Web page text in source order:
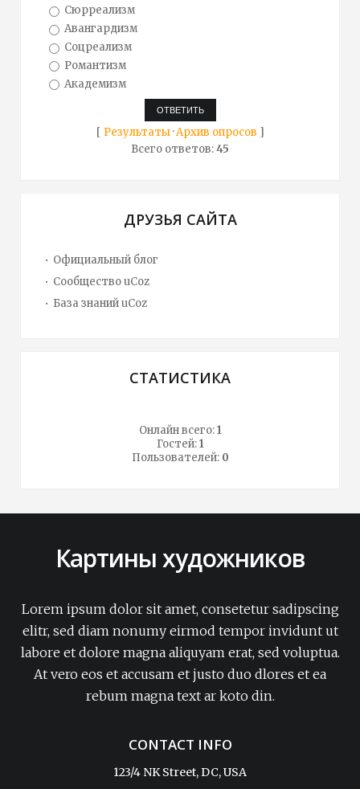
Сюрреализм
Авангардизм
Соцреализм
Романтизм
Академизм
[ Результаты·Архив опросов ]
Всего ответов:45
ДРУЗЬЯ САЙТА
Официальный блог
Сообщество uCoz
База знаний uCoz
СТАТИСТИКА
Онлайн всего:1
Гостей:1
Пользователей: 0
Картины художников
Lorem ipsum dolor sit amet, consetetur sadipscing
elitr, sed diam nonumy eirmod tempor invidunt ut
labore et dolore magna aliquyam erat, sed voluptua.
At vero eos et accusam et justo duo dlores et ea
rebum magna text ar koto din.
CONTACT INFO
123/4 NK Street, DC, USA